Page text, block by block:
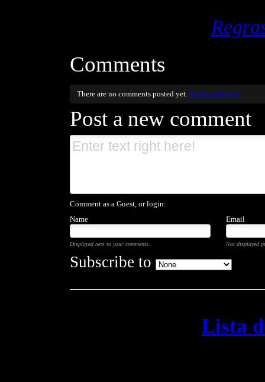
Comments
There are no comments posted yet. Be the first one!
Post a new comment
Comment as a Guest, or login:
Name
Email
Displayed next to your comments. Not displayed
Subscribe to
Lista